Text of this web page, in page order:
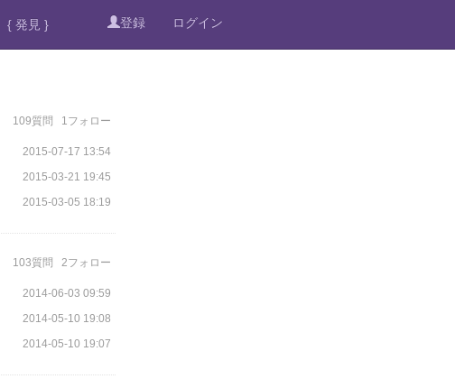
{ 発見 } 登録 ログイン
109質問 1フォロー
2015-07-17 13:54
2015-03-21 19:45
2015-03-05 18:19
103質問 2フォロー
2014-06-03 09:59
2014-05-10 19:08
2014-05-10 19:07